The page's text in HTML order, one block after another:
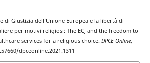
di Giustizia dell’Unione Europea e la libertà di
per motivi religiosi: The ECJ and the freedom to
services for a religious choice. DPCE Online,
dpceonline.2021.1311